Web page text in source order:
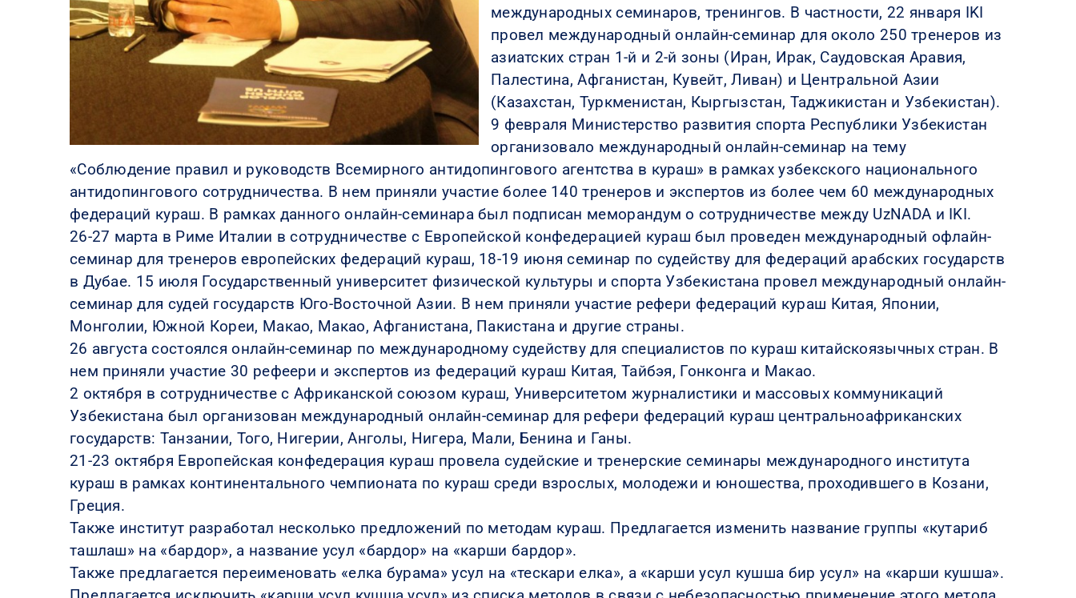
международных семинаров, тренингов. В частности, 22 января IKI
провел международный онлайн-семинар для около 250 тренеров из
азиатских стран 1-й и 2-й зоны (Иран, Ирак, Саудовская Аравия,
Палестина, Афганистан, Кувейт, Ливан) и Центральной Азии
(Казахстан, Туркменистан, Кыргызстан, Таджикистан и Узбекистан).
9 февраля Министерство развития спорта Республики Узбекистан
организовало международный онлайн-семинар на тему
«Соблюдение правил и руководств Всемирного антидопингового агентства в кураш» в рамках узбекского национального
антидопингового сотрудничества. В нем приняли участие более 140 тренеров и экспертов из более чем 60 международных
федераций кураш. В рамках данного онлайн-семинара был подписан меморандум о сотрудничестве между UzNADA и IKI.
26-27 марта в Риме Италии в сотрудничестве с Европейской конфедерацией кураш был проведен международный офлайн-
семинар для тренеров европейских федераций кураш, 18-19 июня семинар по судейству для федераций арабских государств
в Дубае. 15 июля Государственный университет физической культуры и спорта Узбекистана провел международный онлайн-
семинар для судей государств Юго-Восточной Азии. В нем приняли участие рефери федераций кураш Китая, Японии,
Монголии, Южной Кореи, Макао, Макао, Афганистана, Пакистана и другие страны.
26 августа состоялся онлайн-семинар по международному судейству для специалистов по кураш китайскоязычных стран. В
нем приняли участие 30 рефеери и экспертов из федераций кураш Китая, Тайбэя, Гонконга и Макао.
2 октября в сотрудничестве с Африканской союзом кураш, Университетом журналистики и массовых коммуникаций
Узбекистана был организован международный онлайн-семинар для рефери федераций кураш центральноафриканских
государств: Танзании, Того, Нигерии, Анголы, Нигера, Мали, Бенина и Ганы.
21-23 октября Европейская конфедерация кураш провела судейские и тренерские семинары международного института
кураш в рамках континентального чемпионата по кураш среди взрослых, молодежи и юношества, проходившего в Козани,
Греция.
Также институт разработал несколько предложений по методам кураш. Предлагается изменить название группы «кутариб
ташлаш» на «бардор», а название усул «бардор» на «карши бардор».
Также предлагается переименовать «елка бурама» усул на «тескари елка», а «карши усул кушша бир усул» на «карши кушша».